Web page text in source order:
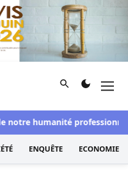
et d'investigation
Rechercher
notre humanité
ENQUÊTE ECONOMIE